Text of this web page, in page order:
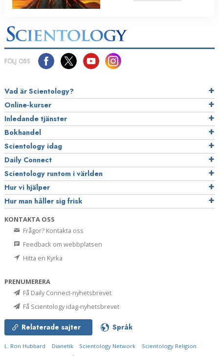
FÖLJ OSS
Vad är Scientology?
Online-kurser
Inledande tjänster
Bokhandel
Scientology idag
Daily Connect
Scientology runtom i världen
Hur vi hjälper
Hur man håller sig frisk
KONTAKTA OSS
Frågor? Kontakta oss
Feedback om webbplatsen
Hitta en Kyrka
PRENUMERERA
Få Daily Connect-nyhetsbrevet
Få Scientology idag-nyhetsbrevet
Relaterade sajter Språk
L. Ron Hubbard Dianetik Scientology Network
Scientology Religion